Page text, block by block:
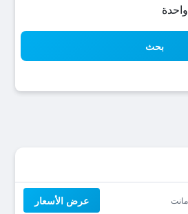
بحث
عرض الأسعار